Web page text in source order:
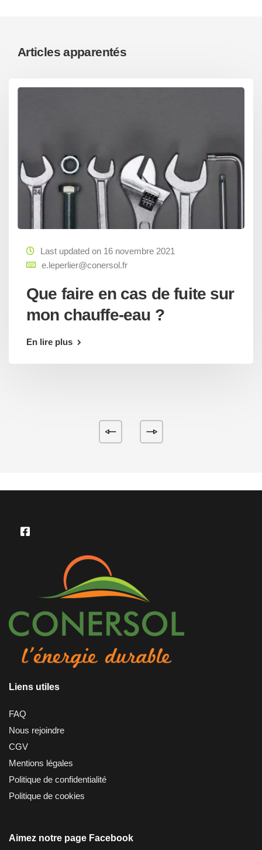
Articles apparentés
Last updated on 16 novembre 2021
e.leperlier@conersol.fr
Que faire en cas de fuite sur
mon chauffe-eau ?
En lire plus
Liens utiles
FAQ
Nous rejoindre
CGV
Mentions légales
Politique de confidentialité
Politique de cookies
Aimez notre page Facebook